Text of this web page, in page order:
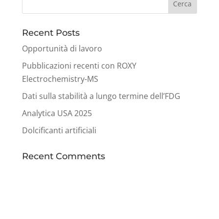
Recent Posts
Opportunità di lavoro
Pubblicazioni recenti con ROXY
Electrochemistry-MS
Dati sulla stabilità a lungo termine dell’FDG
Analytica USA 2025
Dolcificanti artificiali
Recent Comments